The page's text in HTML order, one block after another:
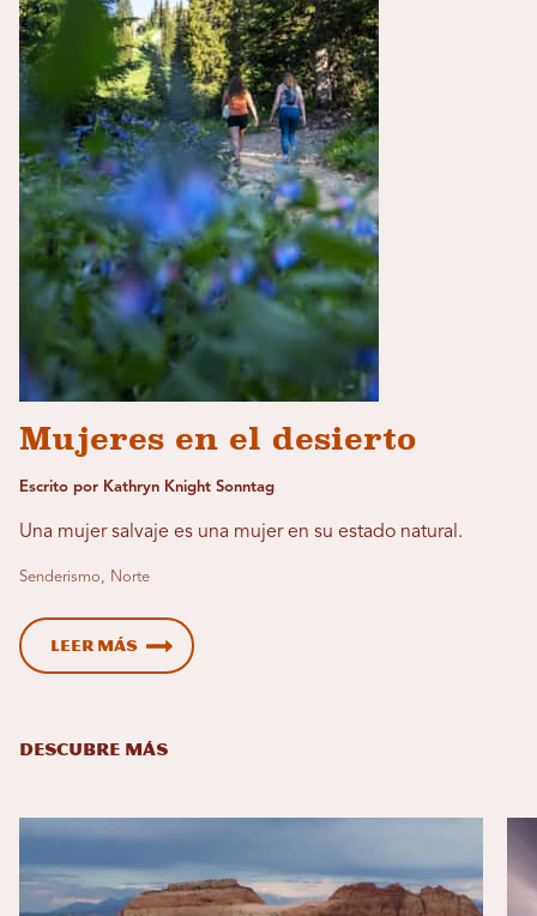
Mujeres en el desierto
Escrito por Kathryn Knight Sonntag
Una mujer salvaje es una mujer en su estado natural.
Senderismo, Norte
Leer más
DESCUBRE MÁS